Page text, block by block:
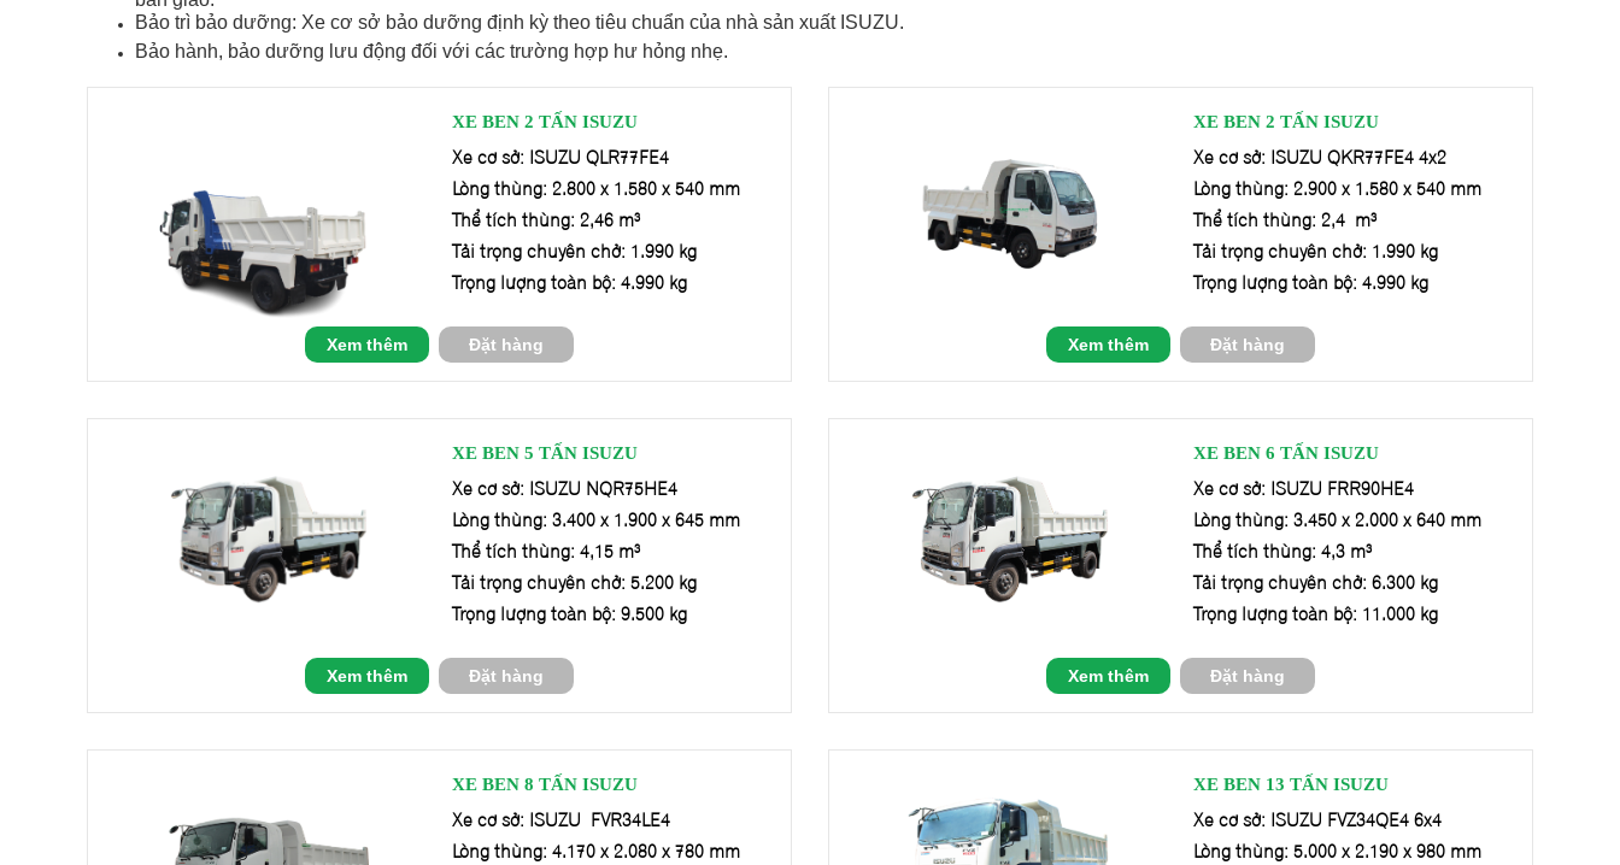
Bảo trì bảo dưỡng: Xe cơ sở bảo dưỡng định kỳ theo tiêu chuẩn của nhà sản xuất ISUZU.
Bảo hành, bảo dưỡng lưu động đối với các trường hợp hư hỏng nhẹ.
XE BEN 2 TẤN ISUZU
Xe cơ sở: ISUZU QLR77FE4
Lòng thùng: 2.800 x 1.580 x 540 mm
Thể tích thùng: 2,46 m³
Tải trọng chuyên chở: 1.990 kg
Trọng lượng toàn bộ: 4.990 kg
Xem thêm Đặt hàng
XE BEN 2 TẤN ISUZU
Xe cơ sở: ISUZU QKR77FE4 4x2
Lòng thùng: 2.900 x 1.580 x 540 mm
Thể tích thùng: 2,4 m³
Tải trọng chuyên chở: 1.990 kg
Trọng lượng toàn bộ: 4.990 kg
Xem thêm Đặt hàng
XE BEN 5 TẤN ISUZU
Xe cơ sở: ISUZU NQR75HE4
Lòng thùng: 3.400 x 1.900 x 645 mm
Thể tích thùng: 4,15 m³
Tải trọng chuyên chở: 5.200 kg
Trọng lượng toàn bộ: 9.500 kg
Xem thêm Đặt hàng
XE BEN 6 TẤN ISUZU
Xe cơ sở: ISUZU FRR90HE4
Lòng thùng: 3.450 x 2.000 x 640 mm
Thể tích thùng: 4,3 m³
Tải trọng chuyên chở: 6.300 kg
Trọng lượng toàn bộ: 11.000 kg
Xem thêm Đặt hàng
XE BEN 8 TẤN ISUZU
Xe cơ sở: ISUZU FVR34LE4
Lòng thùng: 4.170 x 2.080 x 780 mm
XE BEN 13 TẤN ISUZU
Xe cơ sở: ISUZU FVZ34QE4 6x4
Lòng thùng: 5.000 x 2.190 x 980 mm